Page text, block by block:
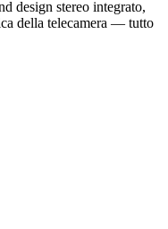
design stereo integrato,
della telecamera — tutto